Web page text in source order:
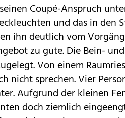
Coupé-Anspruch
und das in den
ihn deutlich vom
zu gute. Die Bein-
Von einem
nicht sprechen. Vier
Aufgrund der kleinen
doch ziemlich